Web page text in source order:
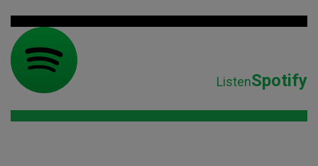
ListenSpotify